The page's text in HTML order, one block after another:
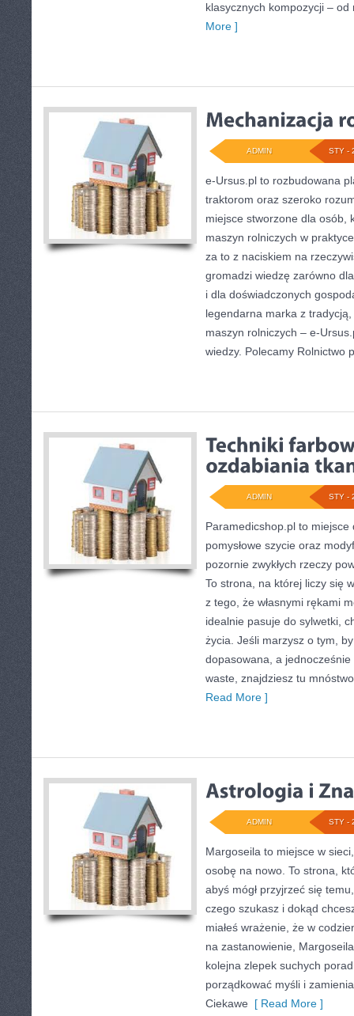
klasycznych kompozycji – od
More ]
STY -
ADMIN
e-Ursus.pl to rozbudowana
traktorom oraz szeroko
miejsce stworzone dla osób,
maszyn rolniczych w
za to z naciskiem na
gromadzi wiedzę zarówno
i dla doświadczonych
legendarna marka z
maszyn rolniczych – e-
wiedzy. Polecamy Rolnictwo
STY -
ADMIN
Paramedicshop.pl to
pomysłowe szycie oraz
pozornie zwykłych rzeczy
To strona, na której liczy się
z tego, że własnymi rękami
idealnie pasuje do sylwetki,
życia. Jeśli marzysz o tym,
dopasowana, a
waste, znajdziesz tu
Read More ]
STY -
ADMIN
Margoseila to miejsce w
osobę na nowo. To strona,
abyś mógł przyjrzeć się
czego szukasz i dokąd
miałeś wrażenie, że w
na zastanowienie,
kolejna zlepek suchych
porządkować myśli i
Ciekawe [ Read More ]